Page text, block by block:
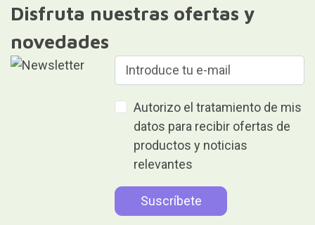
Disfruta nuestras ofertas y
novedades
Autorizo el tratamiento de mis
datos para recibir ofertas de
productos y noticias
relevantes